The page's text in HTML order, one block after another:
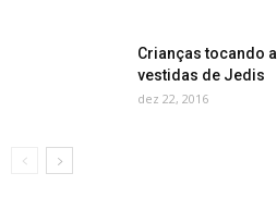
Crianças tocando
vestidas de Jedis
dez 22, 2016